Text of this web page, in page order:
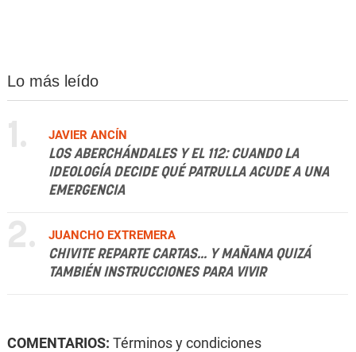
Lo más leído
1.
JAVIER ANCÍN
LOS ABERCHÁNDALES Y EL 112: CUANDO LA
IDEOLOGÍA DECIDE QUÉ PATRULLA ACUDE A UNA
EMERGENCIA
2.
JUANCHO EXTREMERA
CHIVITE REPARTE CARTAS... Y MAÑANA QUIZÁ
TAMBIÉN INSTRUCCIONES PARA VIVIR
COMENTARIOS: Términos y condiciones